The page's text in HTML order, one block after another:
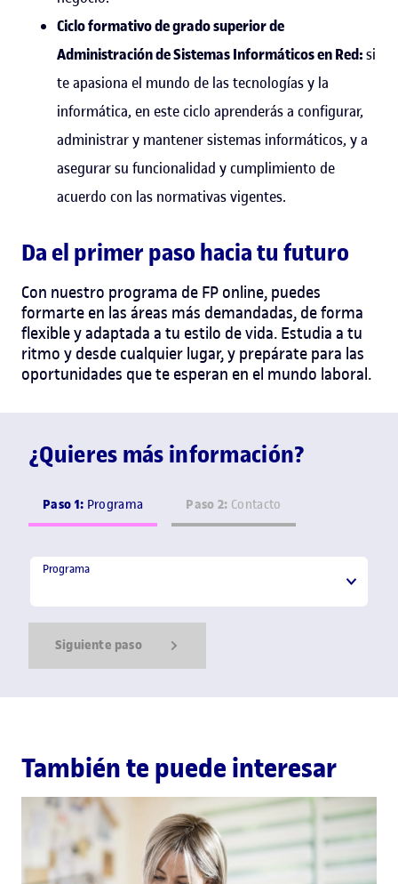
Ciclo formativo de grado superior de
Administración de Sistemas Informáticos en Red:si
te apasiona el mundo de las tecnologías y la
informática, en este ciclo aprenderás a configurar,
administrar y mantener sistemas informáticos, y a
asegurar su funcionalidad y cumplimiento de
acuerdo con las normativas vigentes.
Da el primer paso hacia tu futuro
Con nuestro programa de FP online, puedes
formarte en las áreas más demandadas, de forma
flexible y adaptada a tu estilo de vida. Estudia a tu
ritmo y desde cualquier lugar, y prepárate para las
oportunidades que te esperan en el mundo laboral.
¿Quieres más información?
Paso 1: Programa Paso 2: Contacto
Programa
Programa
Siguiente paso
También te puede interesar